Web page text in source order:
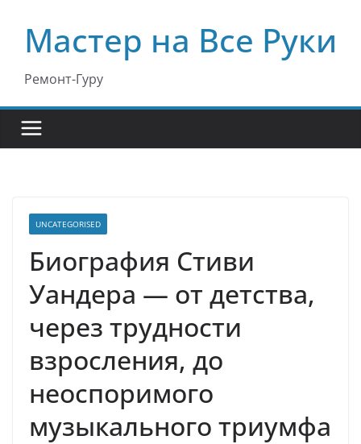
содержимому
Мастер на Все Руки
Ремонт-Гуру
UNCATEGORISED
Биография Стиви
Уандера — от детства,
через трудности
взросления, до
неоспоримого
музыкального триумфа